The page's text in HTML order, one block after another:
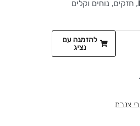
, חזקים, נוחים וקלים
להזמנה עם
נציג
צנרת